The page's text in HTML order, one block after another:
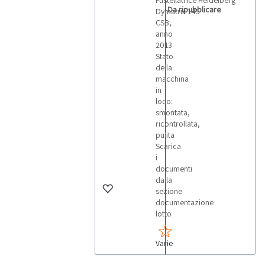
Dymatrix 145
CSB,
anno
2013
Stato
della
macchina
in
loco:
smontata,
ricontrollata,
pulita
Scarica
i
documenti
dalla
sezione
documentazione
lotto
Varie
Da ripubblicare